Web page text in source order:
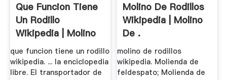
Que Funcion Tiene
Un Rodillo
Wikipedia | Molino
De .
que funcion tiene un rodillo
wikipedia. ... la enciclopedia
libre. El transportador de
Molino De Rodillos
Wikipedia | Molino
De .
molino de rodillos
wikipedia. Molienda de
feldespato; Molienda de